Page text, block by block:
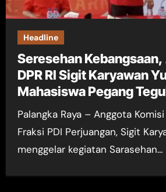
Headline
Seresehan
DPR RI Sigit Karyawan
Mahasiswa Pegang
Palangka Raya – Anggota Komisi XII DPR RI dari
Fraksi PDI Perjuangan, Sigit
menggelar kegiatan Sarasehan…